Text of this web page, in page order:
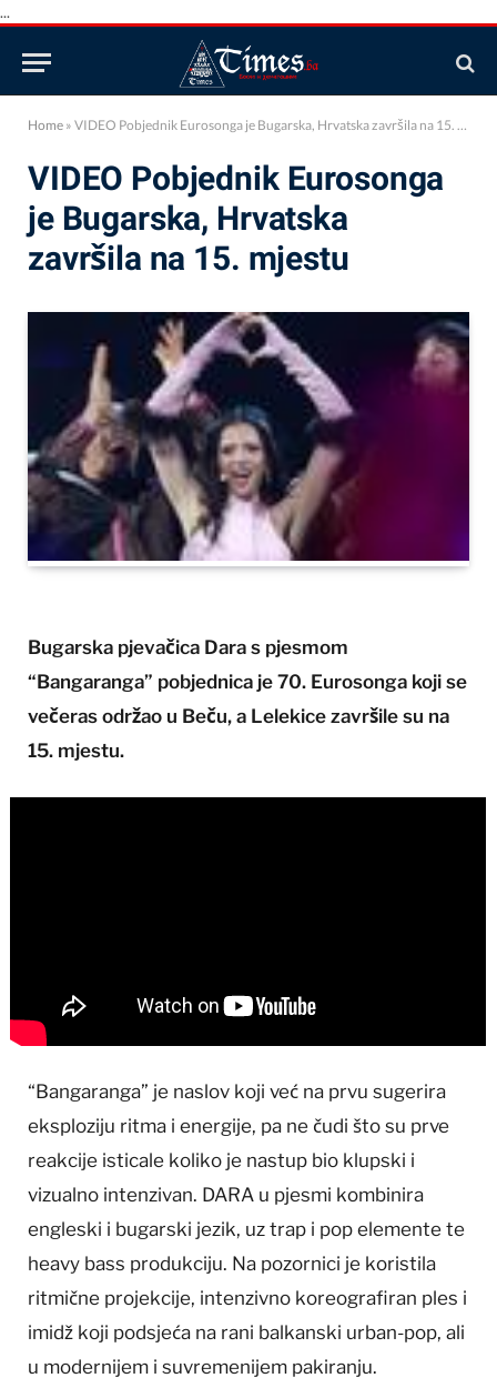
...
Home » VIDEO Pobjednik Eurosonga je Bugarska, Hrvatska završila na 15. mjestu
VIDEO Pobjednik Eurosonga
je Bugarska, Hrvatska
završila na 15. mjestu
Bugarska pjevačica Dara s pjesmom
“Bangaranga” pobjednica je 70. Eurosonga koji se
večeras održao u Beču, a Lelekice završile su na
15. mjestu.
“Bangaranga” je naslov koji već na prvu sugerira
eksploziju ritma i energije, pa ne čudi što su prve
reakcije isticale koliko je nastup bio klupski i
vizualno intenzivan. DARA u pjesmi kombinira
engleski i bugarski jezik, uz trap i pop elemente te
heavy bass produkciju. Na pozornici je koristila
ritmične projekcije, intenzivno koreografiran ples i
imidž koji podsjeća na rani balkanski urban-pop, ali
u modernijem i suvremenijem pakiranju.